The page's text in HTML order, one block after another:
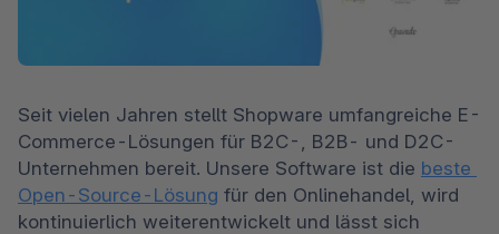
Seit vielen Jahren stellt Shopware umfangreiche E-
Commerce-Lösungen für B2C-, B2B- und D2C-
Unternehmen bereit. Unsere Software ist die beste
Open-Source-Lösung für den Onlinehandel, wird
kontinuierlich weiterentwickelt und lässt sich